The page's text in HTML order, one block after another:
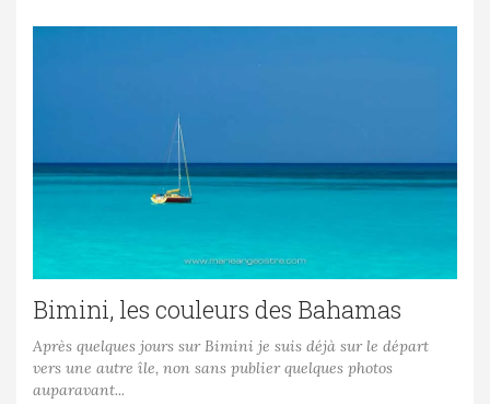
Bimini, les couleurs des Bahamas
Après quelques jours sur Bimini je suis déjà sur le départ
vers une autre île, non sans publier quelques photos
auparavant...